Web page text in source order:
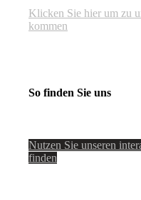
Klicken Sie hier um zu
kommen
So finden Sie uns
Nutzen Sie unseren
finden